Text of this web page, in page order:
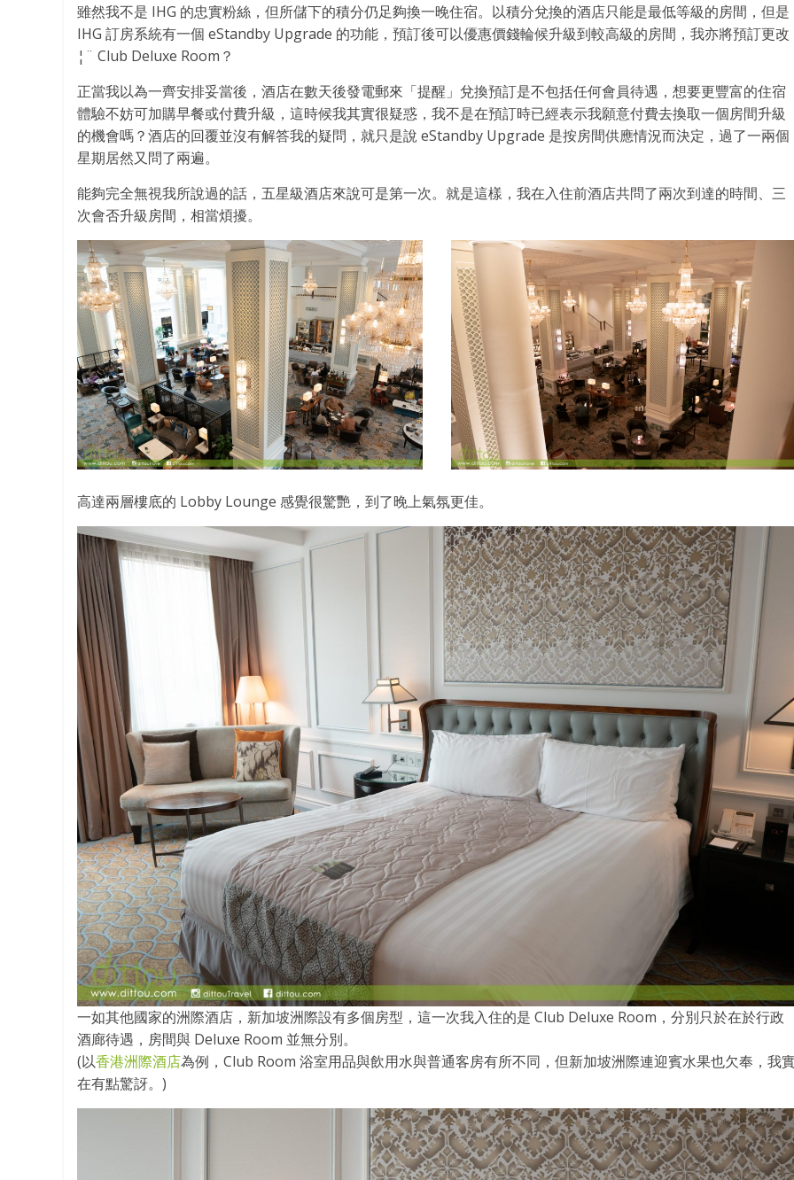
雖然我不是 IHG 的忠實粉絲，但所儲下的積分仍足夠換一晚住宿。以積分兌換的酒店只能是最低等級的房間，但是
IHG 訂房系統有一個 eStandby Upgrade 的功能，預訂後可以優惠價錢輪候升級到較高級的房間，我亦將預訂更改
¦¨ Club Deluxe Room？
正當我以為一齊安排妥當後，酒店在數天後發電郵來「提醒」兌換預訂是不包括任何會員待遇，想要更豐富的住宿
體驗不妨可加購早餐或付費升級，這時候我其實很疑惑，我不是在預訂時已經表示我願意付費去換取一個房間升級
的機會嗎？酒店的回覆並沒有解答我的疑問，就只是說 eStandby Upgrade 是按房間供應情況而決定，過了一兩個
星期居然又問了兩遍。
能夠完全無視我所說過的話，五星級酒店來說可是第一次。就是這樣，我在入住前酒店共問了兩次到達的時間、三
次會否升級房間，相當煩擾。
高達兩層樓底的 Lobby Lounge 感覺很驚艷，到了晚上氣氛更佳。
一如其他國家的洲際酒店，新加坡洲際設有多個房型，這一次我入住的是 Club Deluxe Room，分別只於在於行政
酒廊待遇，房間與 Deluxe Room 並無分別。
(以香港洲際酒店為例，Club Room 浴室用品與飲用水與普通客房有所不同，但新加坡洲際連迎賓水果也欠奉，我
在有點驚訝。)